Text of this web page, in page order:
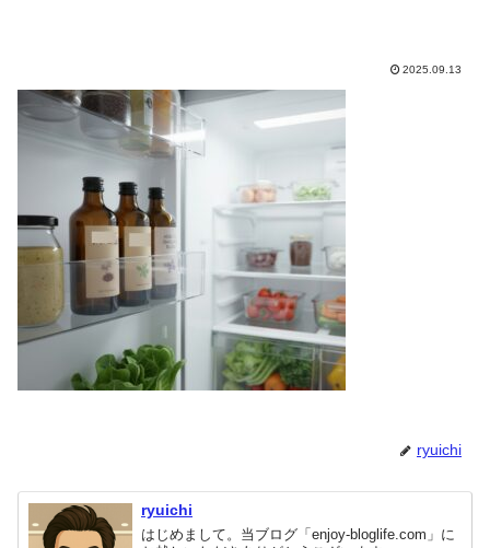
2025.09.13
ryuichi
ryuichi
はじめまして。当ブログ「enjoy-bloglife.com」に